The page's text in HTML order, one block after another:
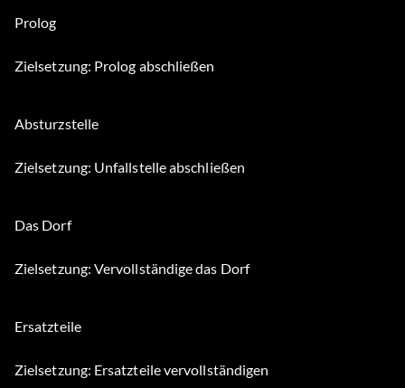
Prolog
Zielsetzung: Prolog abschließen
Absturzstelle
Zielsetzung: Unfallstelle abschließen
Das Dorf
Zielsetzung: Vervollständige das Dorf
Ersatzteile
Zielsetzung: Ersatzteile vervollständigen